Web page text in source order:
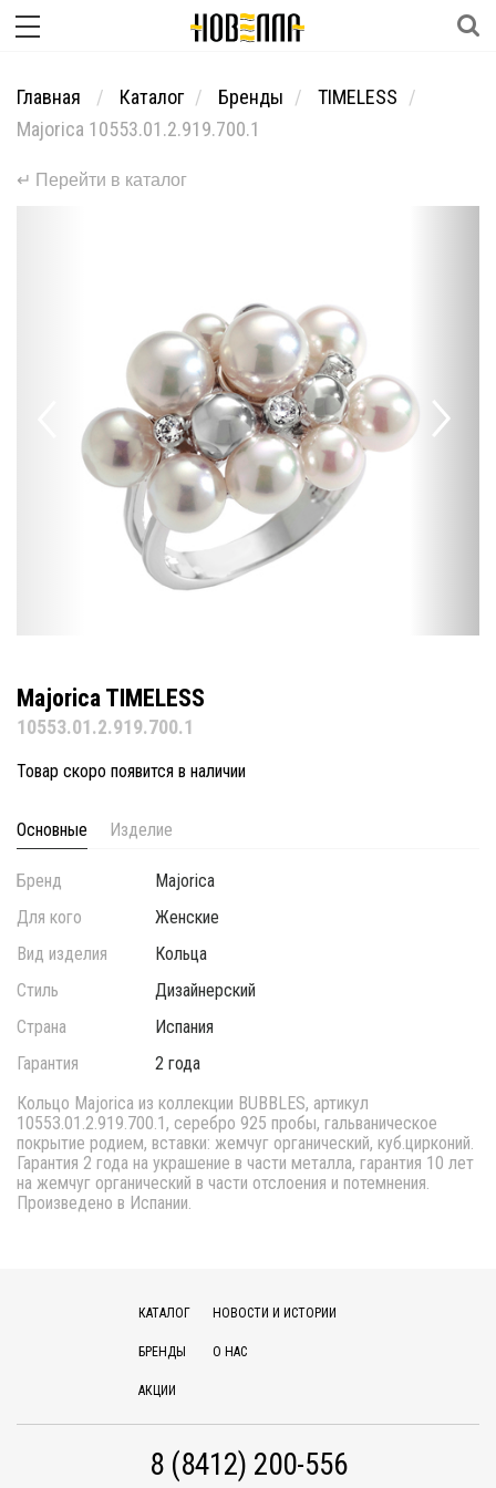
Главная Каталог Бренды
TIMELESS
Majorica 10553.01.2.919.700.1
↵ Перейти в каталог
Majorica TIMELESS
10553.01.2.919.700.1
Товар скоро появится в наличии
Основные Изделие
Бренд
Majorica
Для кого
Женские
Вид изделия
Кольца
Стиль
Дизайнерский
Страна
Испания
Гарантия
2 года
Кольцо Majorica из коллекции BUBBLES, артикул
10553.01.2.919.700.1, серебро 925 пробы, гальваническое
покрытие родием, вставки: жемчуг органический, куб.цирконий.
Гарантия 2 года на украшение в части металла, гарантия 10 лет
на жемчуг органический в части отслоения и потемнения.
Произведено в Испании.
КАТАЛОГ
БРЕНДЫ
АКЦИИ
НОВОСТИ И ИСТОРИИ
О НАС
8 (8412) 200-556